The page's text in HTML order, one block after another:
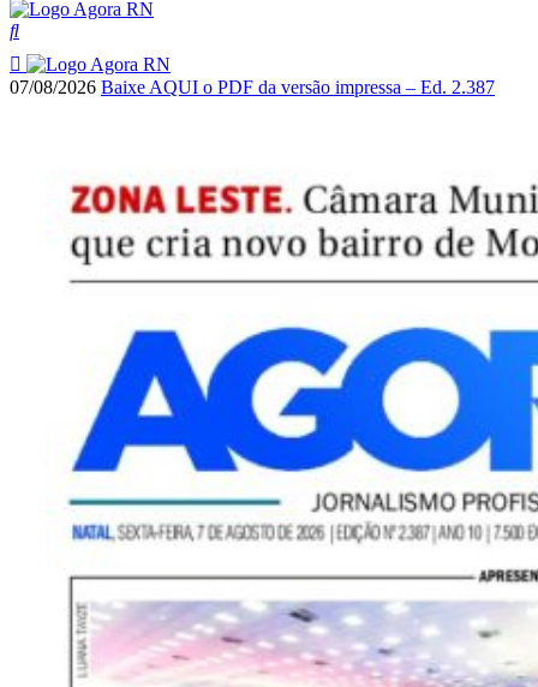
07/08/2026 Baixe AQUI o PDF da versão impressa – Ed. 2.387